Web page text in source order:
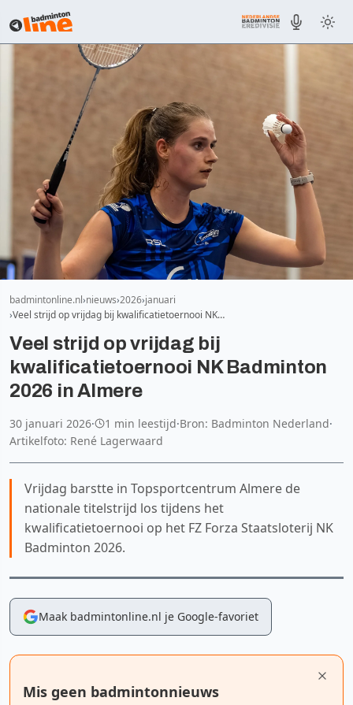
badmintonline.nl nieuws 2026 januari
Veel strijd op vrijdag bij kwalificatietoernooi NK…
Veel strijd op vrijdag bij
kwalificatietoernooi NK Badminton
2026 in Almere
30 januari 2026· 1 min leestijd·Bron: Badminton Nederland·
Artikelfoto: René Lagerwaard
Vrijdag barstte in Topsportcentrum Almere de
nationale titelstrijd los tijdens het
kwalificatietoernooi op het FZ Forza Staatsloterij NK
Badminton 2026.
Maak badmintonline.nl je Google-favoriet
Mis geen badmintonnieuws